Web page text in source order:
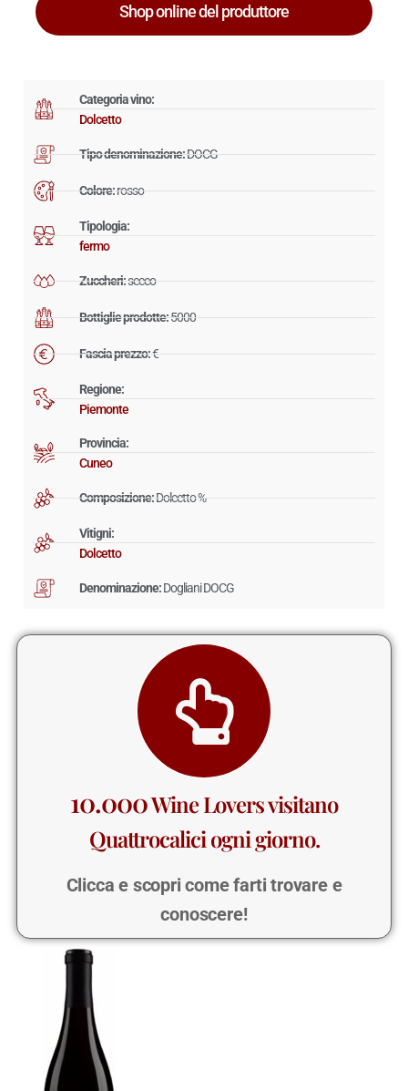
Categoria vino:
Dolcetto
Tipo denominazione:DOCG
Colore:rosso
Tipologia:
fermo
Zuccheri:secco
Bottiglie prodotte:5000
Fascia prezzo:€
Regione:
Piemonte
Provincia:
Cuneo
Composizione:Dolcetto %
Vitigni:
Dolcetto
Denominazione:Dogliani DOCG
Shop online del produttore
10.000Wine Lovers visitano
Quattrocalici ogni giorno.
Clicca e scopri come farti trovare e
conoscere!